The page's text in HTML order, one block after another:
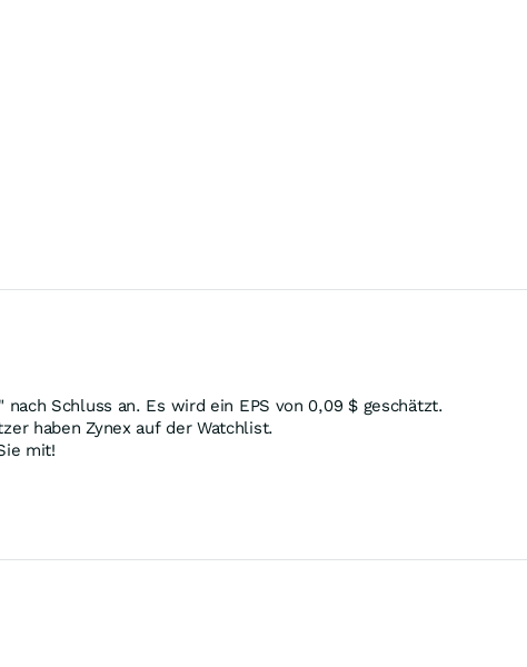
Schluss an. Es wird ein EPS von 0,09 $geschätzt.
haben Zynex auf der Watchlist.
mit!